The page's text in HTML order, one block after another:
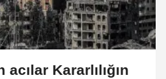
Kararlılığın